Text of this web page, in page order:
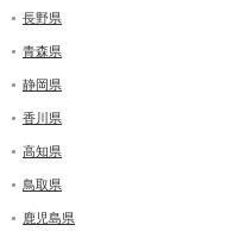
長野県
青森県
静岡県
香川県
高知県
鳥取県
鹿児島県